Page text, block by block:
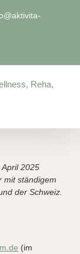
2025
mit ständigem
der Schweiz.
(im